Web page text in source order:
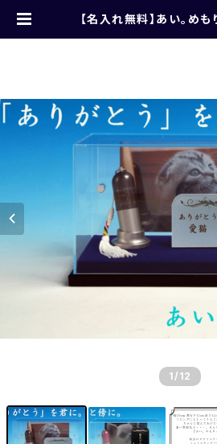
【名入れ無料】あい。め
1 /12